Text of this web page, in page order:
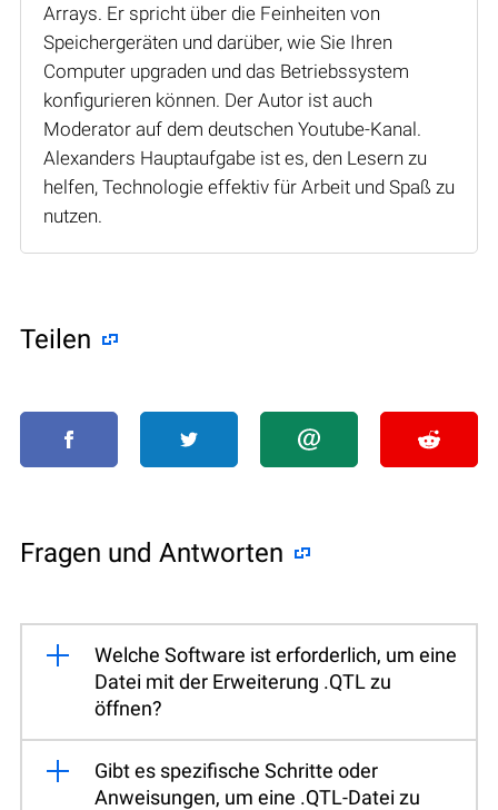
Arrays. Er spricht über die Feinheiten von
Speichergeräten und darüber, wie Sie Ihren
Computer upgraden und das Betriebssystem
konfigurieren können. Der Autor ist auch
Moderator auf dem deutschen Youtube-Kanal.
Alexanders Hauptaufgabe ist es, den Lesern zu
helfen, Technologie effektiv für Arbeit und Spaß zu
nutzen.
Teilen
Fragen und Antworten
Welche Software ist erforderlich, um eine
Datei mit der Erweiterung .QTL zu
öffnen?
Gibt es spezifische Schritte oder
Anweisungen, um eine .QTL-Datei zu